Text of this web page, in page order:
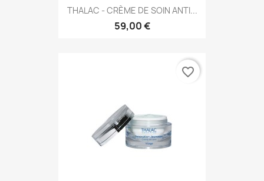
THALAC - CRÈME DE SOIN ANTI...
59,00 €
favorite_border